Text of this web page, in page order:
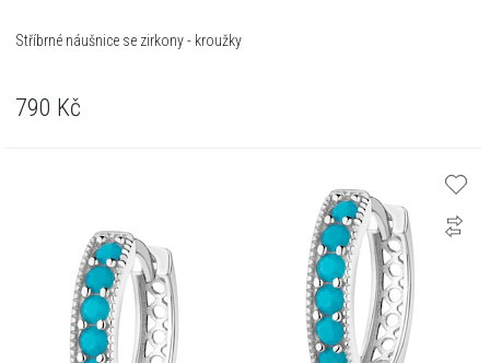
Stříbrné náušnice se zirkony - kroužky
790 Kč